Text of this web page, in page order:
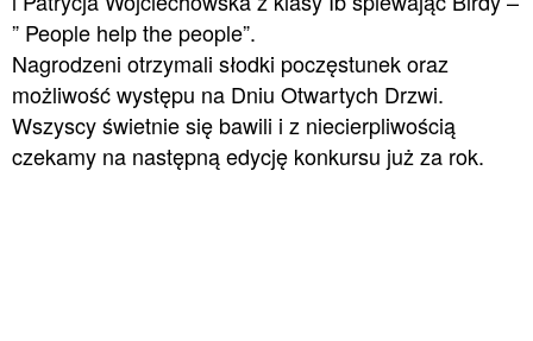
” People help the people”.
Nagrodzeni otrzymali słodki poczęstunek oraz
możliwość występu na Dniu Otwartych Drzwi.
Wszyscy świetnie się bawili i z niecierpliwością
czekamy na następną edycję konkursu już za rok.